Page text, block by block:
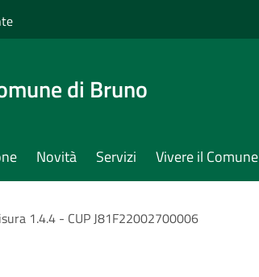
di Bruno
Novità Servizi Vivere il Comune
1.4.4 - CUP J81F22002700006